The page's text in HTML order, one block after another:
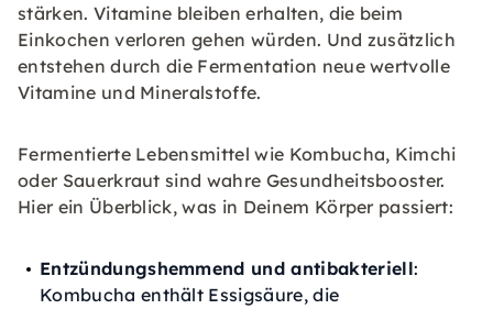
stärken. Vitamine bleiben erhalten, die beim
Einkochen verloren gehen würden. Und zusätzlich
entstehen durch die Fermentation neue wertvolle
Vitamine und Mineralstoffe.
Fermentierte Lebensmittel wie Kombucha, Kimchi
oder Sauerkraut sind wahre Gesundheitsbooster.
Hier ein Überblick, was in Deinem Körper passiert:
Entzündungshemmend und antibakteriell:
Kombucha enthält Essigsäure, die